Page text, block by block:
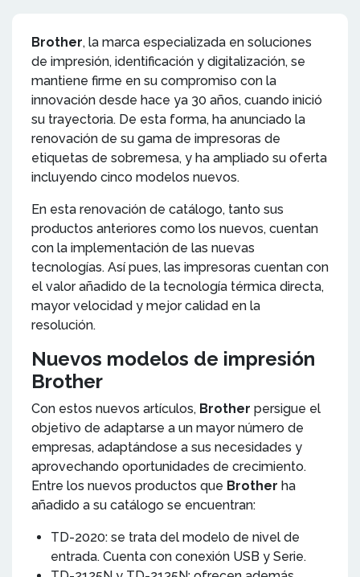
Brother, la marca especializada en soluciones
de impresión, identificación y digitalización, se
mantiene firme en su compromiso con la
innovación desde hace ya 30 años, cuando inició
su trayectoria. De esta forma, ha anunciado la
renovación de su gama de impresoras de
etiquetas de sobremesa, y ha ampliado su oferta
incluyendo cinco modelos nuevos.
En esta renovación de catálogo, tanto sus
productos anteriores como los nuevos, cuentan
con la implementación de las nuevas
tecnologías. Así pues, las impresoras cuentan con
el valor añadido de la tecnología térmica directa,
mayor velocidad y mejor calidad en la
resolución.
Nuevos modelos de impresión
Brother
Con estos nuevos artículos, Brother persigue el
objetivo de adaptarse a un mayor número de
empresas, adaptándose a sus necesidades y
aprovechando oportunidades de crecimiento.
Entre los nuevos productos que Brother ha
añadido a su catálogo se encuentran:
TD-2020: se trata del modelo de nivel de
entrada. Cuenta con conexión USB y Serie.